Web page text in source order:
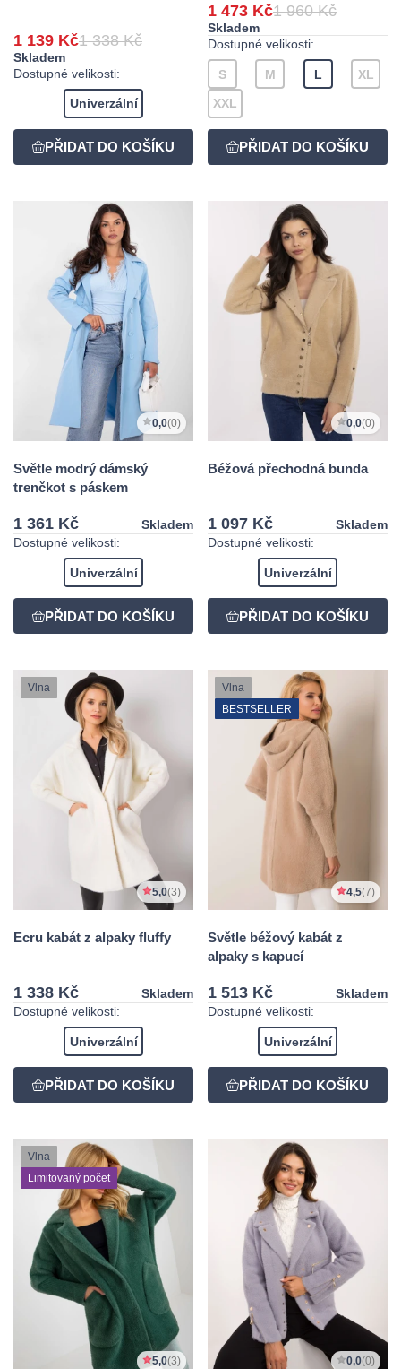
1 139 Kč1 338 Kč
Skladem
Dostupné velikosti:
Univerzální
1 473 Kč1 960 Kč
Skladem
Dostupné velikosti:
S M L XL
XXL
0,0(0)
Světle modrý dámský
trenčkot s páskem
1 361 Kč
Skladem
Dostupné velikosti:
Univerzální
0,0(0)
Béžová přechodná bunda
1 097 Kč
Skladem
Dostupné velikosti:
Univerzální
Vlna
5,0(3)
Ecru kabát z alpaky fluffy
1 338 Kč
Skladem
Dostupné velikosti:
Univerzální
Vlna
BESTSELLER
4,5(7)
Světle béžový kabát z
alpaky s kapucí
1 513 Kč
Skladem
Dostupné velikosti:
Univerzální
Vlna
Limitovaný počet
5,0(3) 0,0(0)